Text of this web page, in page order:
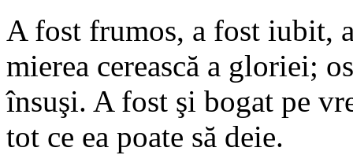
A fost frumos, a fost iubit,
mierea cerească a gloriei;
însuşi. A fost şi bogat pe
tot ce ea poate să deie.